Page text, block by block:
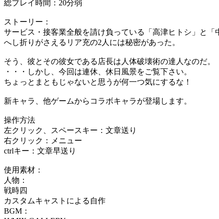
総プレイ時間：20分弱
ストーリー：
サービス・接客業全般を請け負っている「高津ヒトシ」と「
へし折りがさえるリア充の2人には秘密があった。
そう、彼とその彼女である店長は人体破壊術の達人なのだ。
・・・しかし、今回は連休、休日風景をご覧下さい。
ちょっとまともじゃないと思うが何一つ気にするな！
新キャラ、他ゲームからコラボキャラが登場します。
操作方法
左クリック、スペースキー：文章送り
右クリック：メニュー
ctrlキー：文章早送り
使用素材：
人物：
戦時四
カスタムキャストによる自作
BGM：